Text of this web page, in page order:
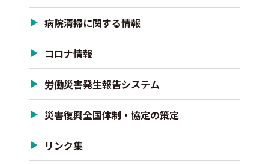
病院清掃に関する情報
コロナ情報
労働災害発生報告システム
災害復興全国体制・協定の策定
リンク集